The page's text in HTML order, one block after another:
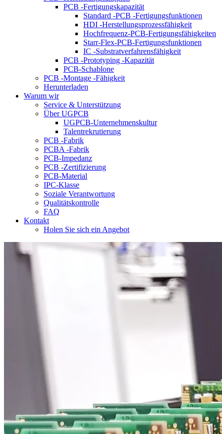
PCB -Fertigungskapazität
Standard -PCB -Fertigungsfunktionen
HDI -Herstellungsprozessfähigkeit
Hochfrequenz-PCB-Fertigungsfähigkeiten
Starr-Flex-PCB-Fertigungsfunktionen
IC -Substratverfahrensfähigkeit
PCB -Prototyping -Kapazität
PCB-Schablone
PCB -Montage -Fähigkeit
Herunterladen
Warum wir
Service & Unterstützung
Über UGPCB
UGPCB-Unternehmenskultur
Talentrekrutierung
PCB -Fabrik
PCBA -Fabrik
PCB-Impedanz
PCB -Zertifizierung
PCB-Material
IPC-Klasse
Soziale Verantwortung
Qualitätskontrolle
FAQ
Kontakt
Holen Sie sich ein Angebot